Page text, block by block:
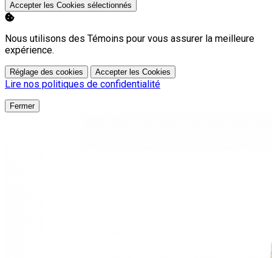
Accepter les Cookies sélectionnés
Nous utilisons des Témoins pour vous assurer la meilleure
expérience.
Réglage des cookies Accepter les Cookies
Lire nos politiques de confidentialité
Fermer